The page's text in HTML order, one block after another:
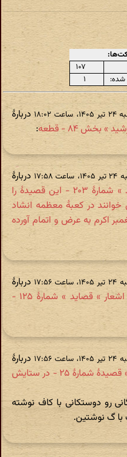
۱۰۷
شده: ۱
دربارهٔ
۸۴ - قطعه
:
دربارهٔ
خاقانی » دیوان اشعار » قصاید » شمارهٔ ۲۰۳ - این قصیدهٔ را
خوانند در کعبهٔ معظمه انشاد
اکرم به عرض و اتمام آورده
دربارهٔ
جمال‌الدین عبدالرزاق » دیوان اشعار » قصاید » شمارهٔ ۱۲۵ -
دربارهٔ
سنایی » دیوان اشعار » قصاید » قصیدهٔ شمارهٔ ۲۵ - در ستایش
رو دوستکانی با کاف نوشته
گ نوشتین.